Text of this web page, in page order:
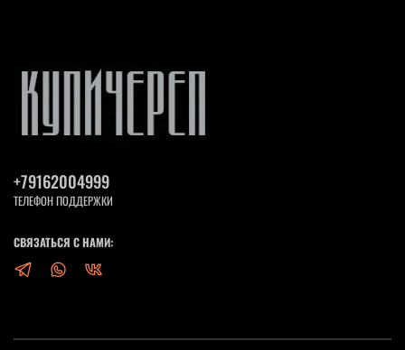
+79162004999
ТЕЛЕФОН ПОДДЕРЖКИ
СВЯЗАТЬСЯ С НАМИ: